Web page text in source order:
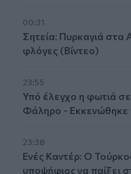
00:31
Σητεία: Πυρκαγιά στα
φλόγες (Βίντεο)
23:55
Υπό έλεγχο η φωτιά
Φάληρο - Εκκενώθηκε
23:38
Ενές Καντέρ: Ο
υποψήφιος να παίξει